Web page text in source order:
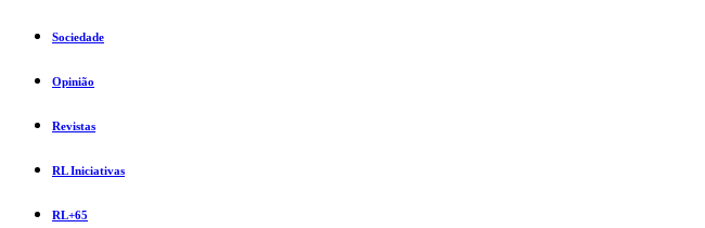
Sociedade
Opinião
Revistas
RL Iniciativas
RL+65